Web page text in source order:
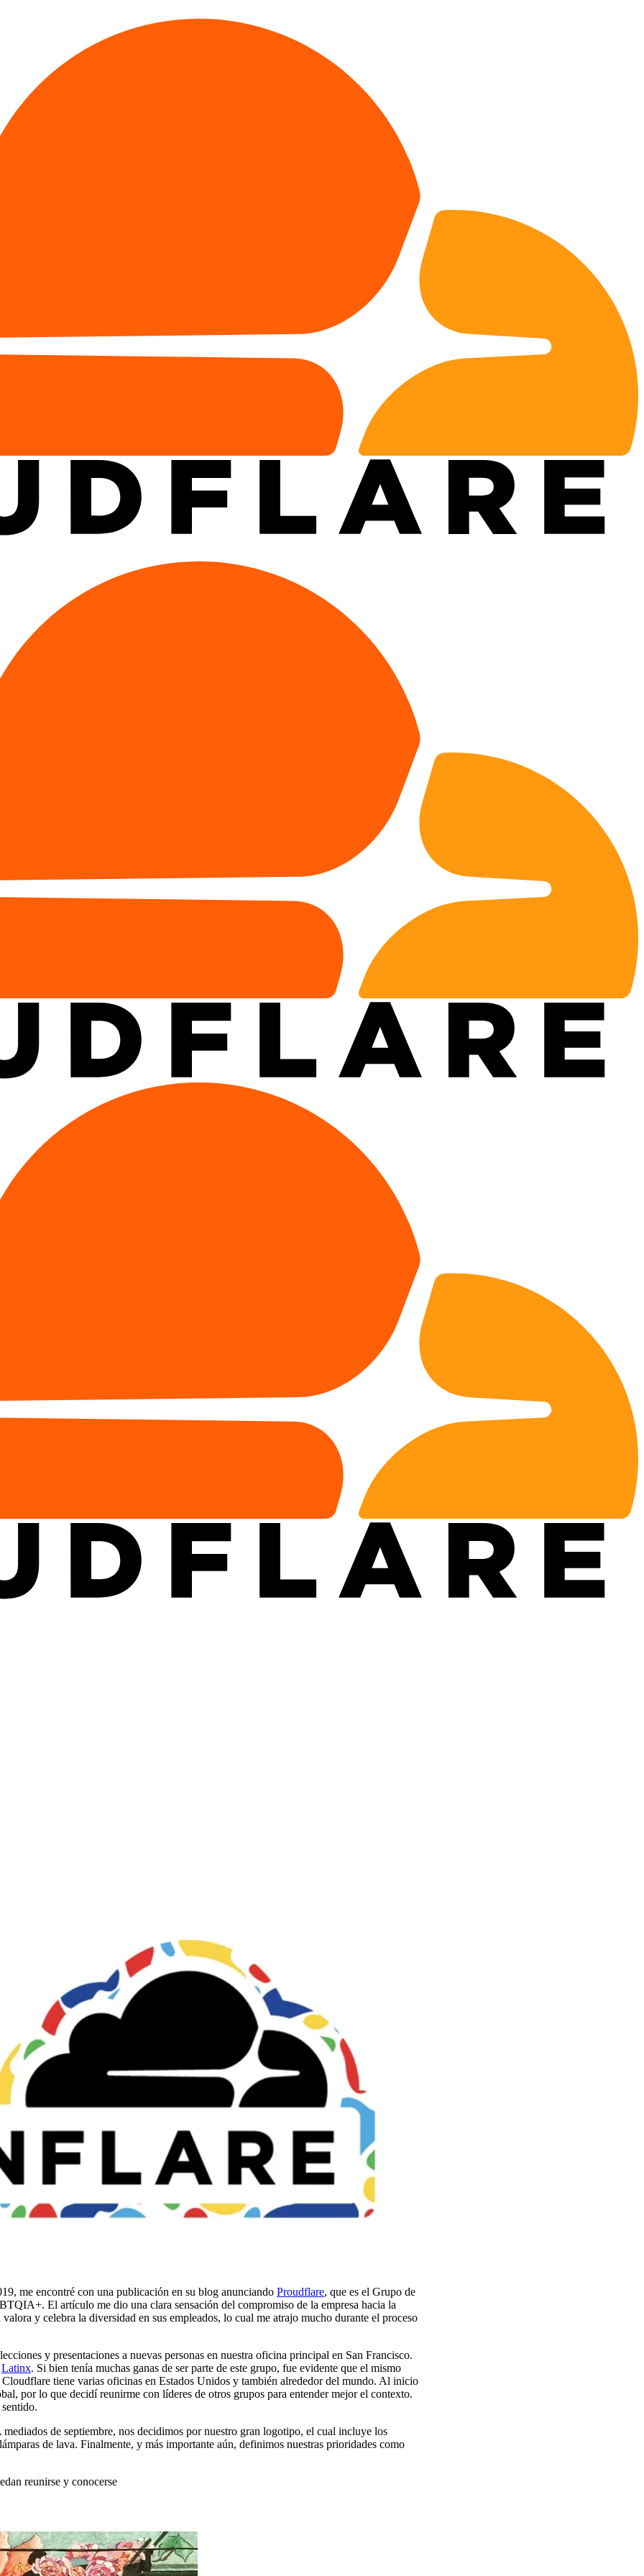
me encontré con una publicación en su blog anunciando Proudflare, que es el Grupo de
El artículo me dio una clara sensación del compromiso de la empresa hacia la
y celebra la diversidad en sus empleados, lo cual me atrajo mucho durante el proceso
y presentaciones a nuevas personas en nuestra oficina principal en San Francisco.
Latinx. Si bien tenía muchas ganas de ser parte de este grupo, fue evidente que el mismo
tiene varias oficinas en Estados Unidos y también alrededor del mundo. Al inicio
por lo que decidí reunirme con líderes de otros grupos para entender mejor el contexto.
de septiembre, nos decidimos por nuestro gran logotipo, el cual incluye los
de lava. Finalmente, y más importante aún, definimos nuestras prioridades como
reunirse y conocerse